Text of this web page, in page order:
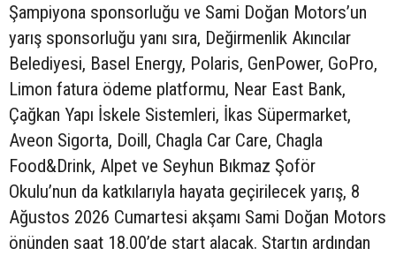
Şampiyona sponsorluğu ve Sami Doğan Motors’un
yarış sponsorluğu yanı sıra, Değirmenlik Akıncılar
Belediyesi, Basel Energy, Polaris, GenPower, GoPro,
Limon fatura ödeme platformu, Near East Bank,
Çağkan Yapı İskele Sistemleri, İkas Süpermarket,
Aveon Sigorta, Doill, Chagla Car Care, Chagla
Food&Drink, Alpet ve Seyhun Bıkmaz Şoför
Okulu’nun da katkılarıyla hayata geçirilecek yarış, 8
Ağustos 2026 Cumartesi akşamı Sami Doğan Motors
önünden saat 18.00’de start alacak. Startın ardından